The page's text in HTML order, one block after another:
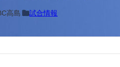
高島 試合情報